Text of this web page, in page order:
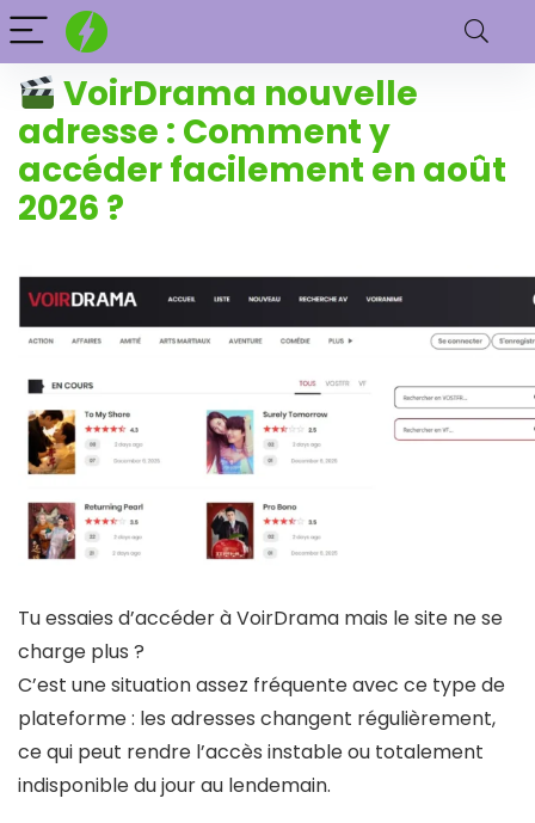
VoirDrama nouvelle
adresse : Comment y
accéder facilement en août
2026 ?
Tu essaies d’accéder à VoirDrama mais le site ne se
charge plus ?
C’est une situation assez fréquente avec ce type de
plateforme : les adresses changent régulièrement,
ce qui peut rendre l’accès instable ou totalement
indisponible du jour au lendemain.